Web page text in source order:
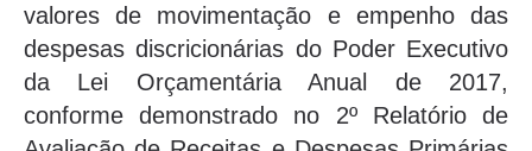
valores de movimentação e empenho das
despesas discricionárias do Poder Executivo
da Lei Orçamentária Anual de 2017,
conforme demonstrado no 2º Relatório de